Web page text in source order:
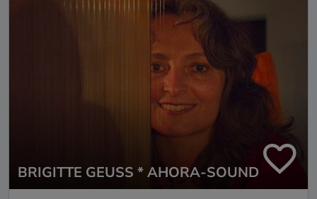
BRIGITTE GEUSS * AHORA-SOUND